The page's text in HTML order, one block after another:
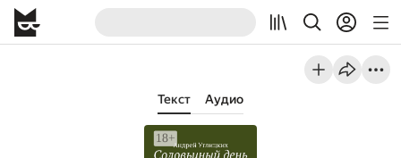
Текст Аудио